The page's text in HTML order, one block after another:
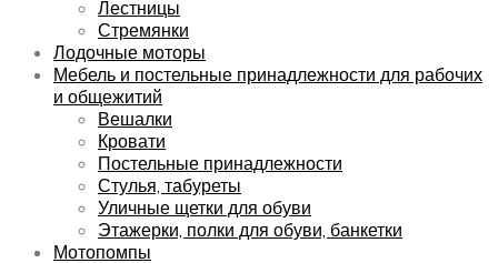
Лестницы
Стремянки
Лодочные моторы
Мебель и постельные принадлежности для рабочих
и общежитий
Вешалки
Кровати
Постельные принадлежности
Стулья, табуреты
Уличные щетки для обуви
Этажерки, полки для обуви, банкетки
Мотопомпы